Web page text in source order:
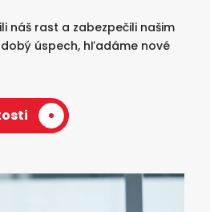
náš rast a zabezpečili našim
úspech, hľadáme nové